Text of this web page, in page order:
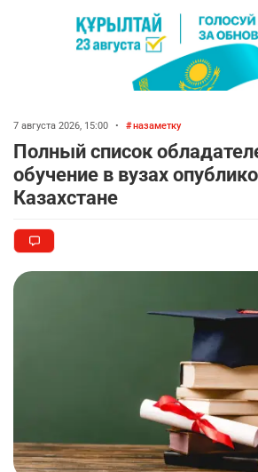
7 августа 2026, 15:00 • назаметку
Полный список
обучение в вузах
Казахстане